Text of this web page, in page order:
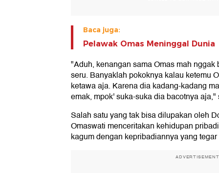
Baca juga:
Pelawak Omas Meninggal Dunia
"Aduh, kenangan sama Omas mah
seru. Banyaklah pokoknya kalau ketemu
ketawa aja. Karena dia kadang-kadang
emak, mpok' suka-suka dia bacotnya aja,"
Salah satu yang tak bisa dilupakan oleh
Omaswati menceritakan kehidupan
kagum dengan kepribadiannya yang
ADVERTISEMENT